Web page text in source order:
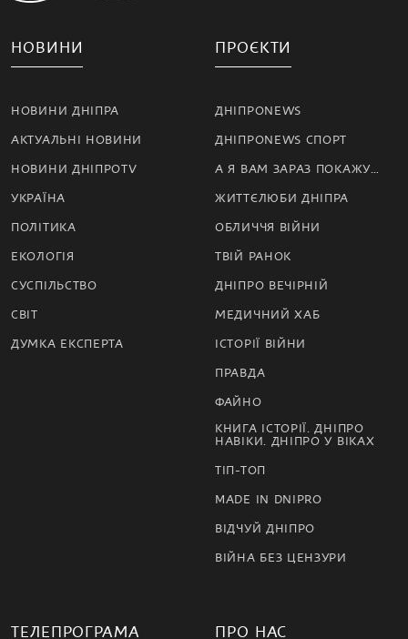
НОВИНИ
НОВИНИ ДНІПРА
АКТУАЛЬНІ НОВИНИ
НОВИНИ ДНІПРОTV
УКРАЇНА
ПОЛІТИКА
ЕКОЛОГІЯ
СУСПІЛЬСТВО
СВІТ
ДУМКА ЕКСПЕРТА
ПРОЄКТИ
ДНІПРОNEWS
ДНІПРОNEWS СПОРТ
А Я ВАМ ЗАРАЗ ПОКАЖУ…
ЖИТТЄЛЮБИ ДНІПРА
ОБЛИЧЧЯ ВІЙНИ
ТВІЙ РАНОК
ДНІПРО ВЕЧІРНІЙ
МЕДИЧНИЙ ХАБ
ІСТОРІЇ ВІЙНИ
ПРАВДА
ФАЙНО
КНИГА ІСТОРІЇ. ДНІПРО
НАВІКИ. ДНІПРО У ВІКАХ
ТІП-ТОП
MADE IN DNIPRO
ВІДЧУЙ ДНІПРО
ВІЙНА БЕЗ ЦЕНЗУРИ
ТЕЛЕПРОГРАМА ПРО НАС